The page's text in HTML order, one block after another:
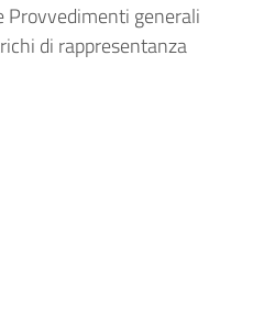
Provvedimenti generali
di rappresentanza